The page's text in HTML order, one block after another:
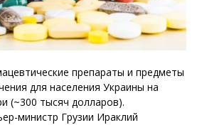
препараты и предметы
для населения Украины на
(~300 тысяч долларов).
министр Грузии Ираклий